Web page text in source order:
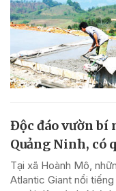
Độc đáo vườn bí
Quảng Ninh, có
Tại xã Hoành Mô,
Atlantic Giant nổi